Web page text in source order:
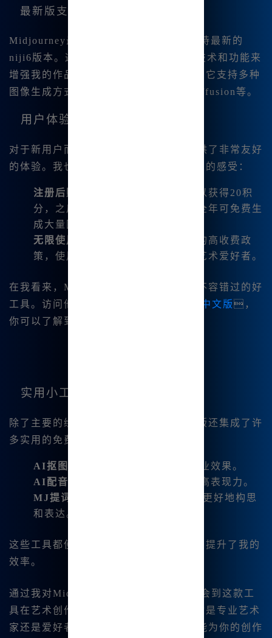
最新版支持
Midjourney最近更新到V6.1版本，支持最新的
niji6版本。这意味着我可以利用最新的技术和功能来
增强我的作品。该工具的强大也体现在它支持多种
图像生成方式，例如
和Stable-diffusion等。
用户体验与注册福利
对于新用户而言，Midjourney中文版提供了非常友好
的体验。我也曾经过注册，以下是我个人的感受：
注册后赠送积分
：新用户注册后可以获得20积
分，之后每日可以领取更多积分，全年可免费生
成大量图像。
无限使用
：国内版没有国际版那样的高收费政
策，使用成本低，非常适合广大的艺术爱好者。
在我看来，Midjourney中文绘画是一个不容错过的好
工具。访问他们的官方网站
Midjourney中文版，
你可以了解到更多关于产品的信息。
实用小工具推荐
除了主要的绘图功能，Midjourney中文版还集成了许
多实用的免费工具，例如：
AI抠图
：快速精准地抠图，实现专业效果。
AI配音
：为我的作品添加声音，提高表现力。
MJ提词器
：在创作过程中，帮助我更好地构思
和表达。
这些工具都使得我的创作过程更加顺畅，提升了我的
效率。
通过我对Midjourney的探索，|我深刻体会到这款工
具在艺术创作中的价值和实用性。无论你是专业艺术
家还是爱好者，Midjourney中文绘画都能为你的创作